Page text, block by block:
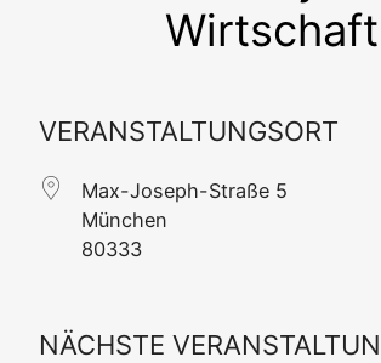
Wirtschaft
VERANSTALTUNGSORT
Max-Joseph-Stra­ße 5
Mün­chen
80333
NÄCHSTE